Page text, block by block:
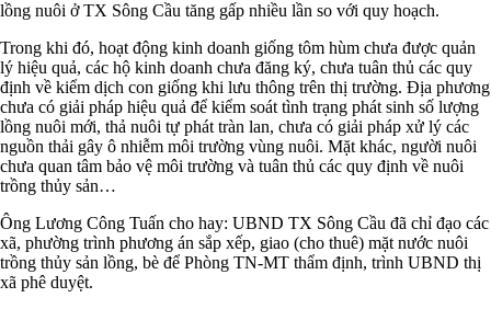
lồng nuôi ở TX Sông Cầu tăng gấp nhiều lần so với quy hoạch.
Trong khi đó, hoạt động kinh doanh giống tôm hùm chưa được quản
lý hiệu quả, các hộ kinh doanh chưa đăng ký, chưa tuân thủ các quy
định về kiểm dịch con giống khi lưu thông trên thị trường. Địa phương
chưa có giải pháp hiệu quả để kiểm soát tình trạng phát sinh số lượng
lồng nuôi mới, thả nuôi tự phát tràn lan, chưa có giải pháp xử lý các
nguồn thải gây ô nhiễm môi trường vùng nuôi. Mặt khác, người nuôi
chưa quan tâm bảo vệ môi trường và tuân thủ các quy định về nuôi
trồng thủy sản…
Ông Lương Công Tuấn cho hay: UBND TX Sông Cầu đã chỉ đạo các
xã, phường trình phương án sắp xếp, giao (cho thuê) mặt nước nuôi
trồng thủy sản lồng, bè để Phòng TN-MT thẩm định, trình UBND thị
xã phê duyệt.